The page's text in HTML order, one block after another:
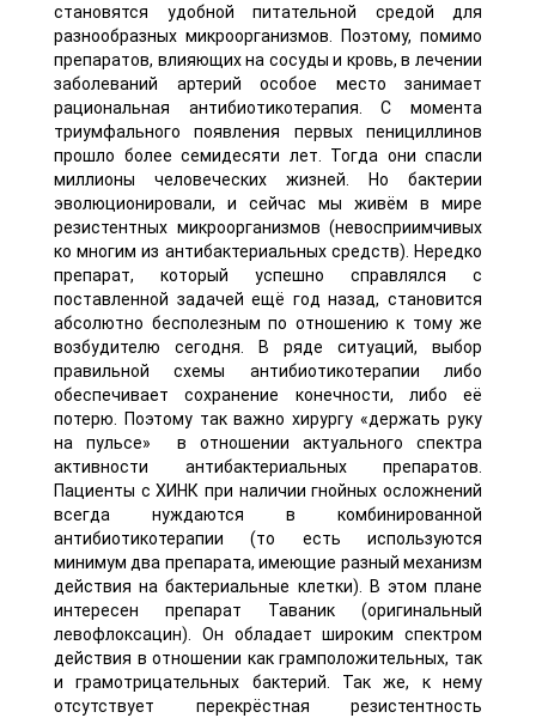
становятся удобной питательной средой для
разнообразных микроорганизмов. Поэтому, помимо
препаратов, влияющих на сосуды и кровь, в лечении
заболеваний артерий особое место занимает
рациональная антибиотикотерапия. С момента
триумфального появления первых пенициллинов
прошло более семидесяти лет. Тогда они спасли
миллионы человеческих жизней. Но бактерии
эволюционировали, и сейчас мы живём в мире
резистентных микроорганизмов (невосприимчивых
ко многим из антибактериальных средств). Нередко
препарат, который успешно справлялся с
поставленной задачей ещё год назад, становится
абсолютно бесполезным по отношению к тому же
возбудителю сегодня. В ряде ситуаций, выбор
правильной схемы антибиотикотерапии либо
обеспечивает сохранение конечности, либо её
потерю. Поэтому так важно хирургу «держать руку
на пульсе» в отношении актуального спектра
активности антибактериальных препаратов.
Пациенты с ХИНК при наличии гнойных осложнений
всегда нуждаются в комбинированной
антибиотикотерапии (то есть используются
минимум два препарата, имеющие разный механизм
действия на бактериальные клетки). В этом плане
интересен препарат Таваник (оригинальный
левофлоксацин). Он обладает широким спектром
действия в отношении как грамположительных, так
и грамотрицательных бактерий. Так же, к нему
отсутствует перекрёстная резистентность